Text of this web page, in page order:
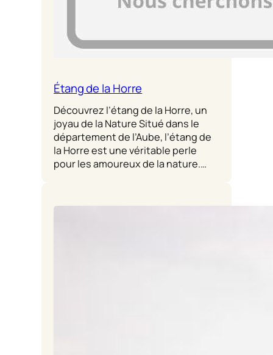
Étang de la Horre
Découvrez l’étang de la Horre, un
joyau de la Nature Situé dans le
département de l’Aube, l’étang de
la Horre est une véritable perle
pour les amoureux de la nature.…